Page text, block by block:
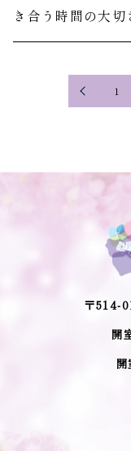
き合う時間の大
1
〒514-
開